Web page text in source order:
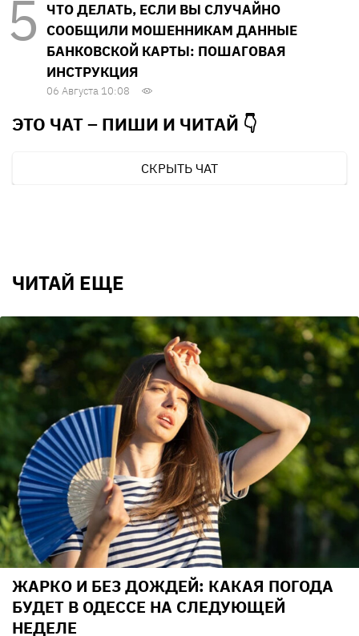
ЧТО ДЕЛАТЬ, ЕСЛИ ВЫ СЛУЧАЙНО
СООБЩИЛИ МОШЕННИКАМ ДАННЫЕ
БАНКОВСКОЙ КАРТЫ: ПОШАГОВАЯ
ИНСТРУКЦИЯ
06 Августа 10:08
ЭТО ЧАТ – ПИШИ И ЧИТАЙ 👇
СКРЫТЬ ЧАТ
ЧИТАЙ ЕЩЕ
ЖАРКО И БЕЗ ДОЖДЕЙ: КАКАЯ ПОГОДА
БУДЕТ В ОДЕССЕ НА СЛЕДУЮЩЕЙ
НЕДЕЛЕ